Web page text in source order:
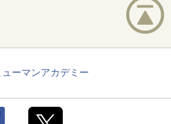
ーマンアカデミー